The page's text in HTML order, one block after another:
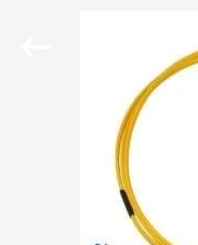
PRODUCTEN